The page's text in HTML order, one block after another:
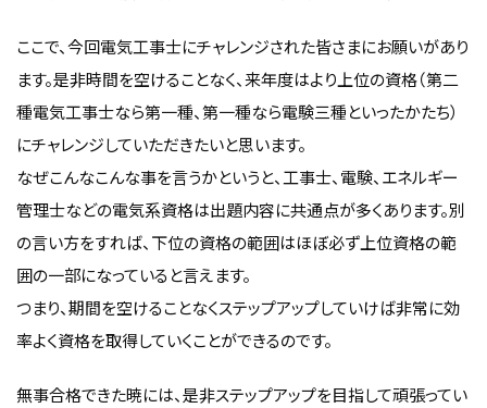
ここで、今回電気工事士にチャレンジされた皆さまにお願いがあり
ます。是非時間を空けることなく、来年度はより上位の資格（第二
種電気工事士なら第一種、第一種なら電験三種といったかたち）
にチャレンジしていただきたいと思います。
なぜこんなこんな事を言うかというと、工事士、電験、エネルギー
管理士などの電気系資格は出題内容に共通点が多くあります。別
の言い方をすれば、下位の資格の範囲はほぼ必ず上位資格の範
囲の一部になっていると言えます。
つまり、期間を空けることなくステップアップしていけば非常に効
率よく資格を取得していくことができるのです。
無事合格できた暁には、是非ステップアップを目指して頑張ってい